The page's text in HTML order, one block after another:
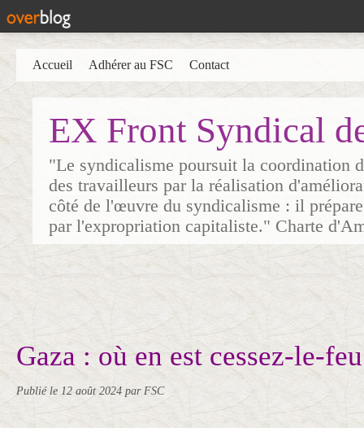
EX Front Syndical
"Le syndicalisme poursuit la coordination
des travailleurs par la réalisation
côté de l'œuvre du syndicalisme : il
par l'expropriation capitaliste." Charte
Accueil Adhérer au FSC Contact
Gaza : où en est cessez-le-
Publié le 12 août 2024 par FSC